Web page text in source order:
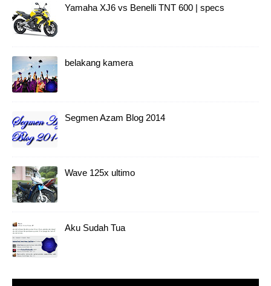
Yamaha XJ6 vs Benelli TNT 600 | specs
belakang kamera
Segmen Azam Blog 2014
Wave 125x ultimo
Aku Sudah Tua